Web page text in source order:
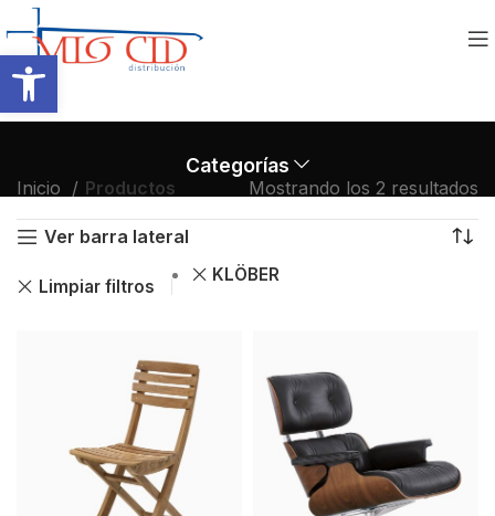
Abrir barra de herramientas
Categorías
Inicio Productos Mostrando los 2 resultados
Ver barra lateral
Limpiar filtros
KLÖBER